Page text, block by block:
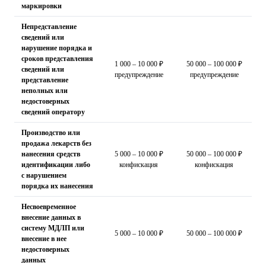
маркировки
Непредставление
сведений или
нарушение порядка и
сроков представления
сведений или
представление
неполных или
недостоверных
сведений оператору
1 000 – 10 000 ₽
предупреждение
50 000 – 100 000 ₽
предупреждение
Производство или
продажа лекарств без
нанесения средств
идентификации либо
с нарушением
порядка их нанесения
5 000 – 10 000 ₽
конфискация
50 000 – 100 000 ₽
конфискация
Несвоевременное
внесение данных в
систему МДЛП или
внесение в нее
недостоверных
данных
5 000 – 10 000 ₽ 50 000 – 100 000 ₽